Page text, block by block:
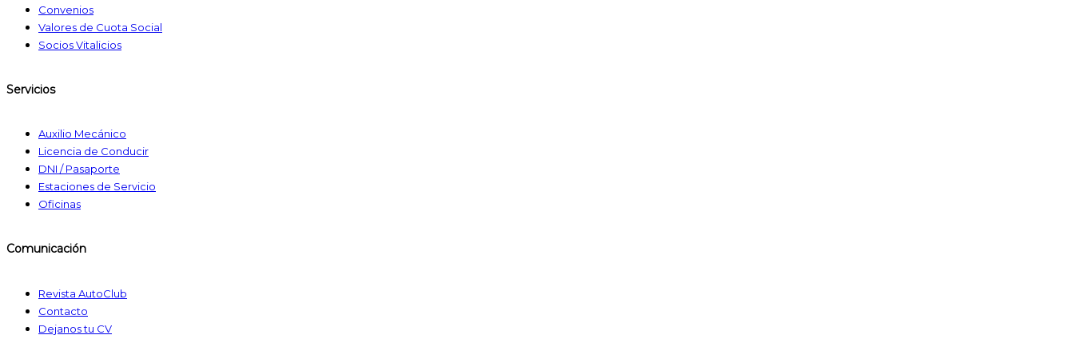
Convenios
Valores de Cuota Social
Socios Vitalicios
Servicios
Auxilio Mecánico
Licencia de Conducir
DNI / Pasaporte
Estaciones de Servicio
Oficinas
Comunicación
Revista AutoClub
Contacto
Dejanos tu CV